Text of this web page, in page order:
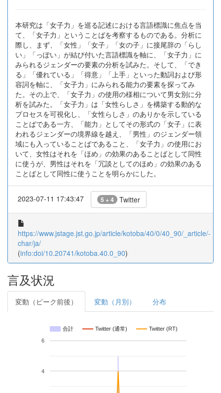
本研究は「女子力」を巡る記述における言語標識に焦点を当
て、「女子力」ということばを考察するものである。分析に
際し、まず、「女性」「女子」「女の子」に接尾辞の「らし
い」「っぽい」が結び付いた言語標識を軸に、「女子力」に
みられるジェンダーの要素の分析を試みた。そして、「でき
る」「優れている」「得意」「上手」といった動詞および形
容詞を軸に、「女子力」にみられる能力の要素を探ってみ
た。その上で、「女子力」の使用の様相について男女別に分
析を試みた。「女子力」は「女性らしさ」を構築する動的な
プロセスを可視化し、「女性らしさ」のありかを示している
ことばである一方、「能力」としてその形式の「女子」に表
われるジェンダーの境界線を越え、「男性」のジェンダー領
域にも入っていることばであること、「女子力」の使用にお
いて、女性はそれを「ほめ」の効果のあることばとして同性
に使うが、男性はそれを「冗談としてのほめ」の効果のある
ことばとして同性に使うことを明らかにした。
2023-07-11 17:43:47 5 + 4 Twitter
https://www.jstage.jst.go.jp/article/kotoba/40/0/40_90/_article/-
char/ja/
(info:doi/10.20741/kotoba.40.0_90)
言及状況
変動（ピーク前後） 変動（月別） 分布
合計 Twitter (通常) Twitter (RT)
4
6